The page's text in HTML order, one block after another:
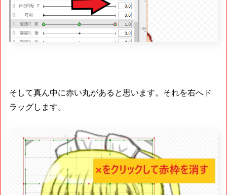
そして真ん中に赤い丸があると思います。それを右へド
ラッグします。